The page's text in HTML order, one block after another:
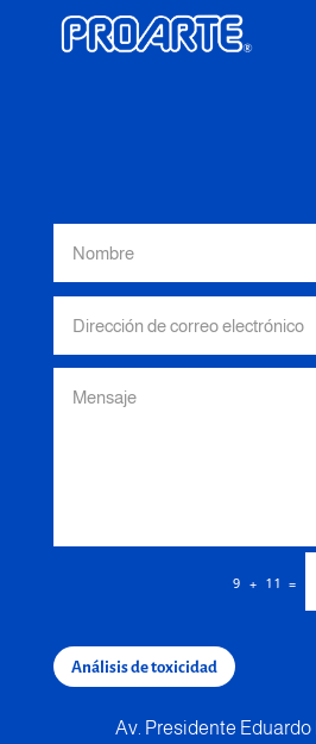
9 + 11 =
Análisis de toxicidad
Av. Presidente Eduardo